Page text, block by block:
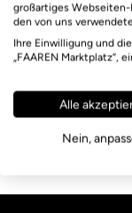
großartiges
den von uns
Ihre Einwilligung und
„FAAREN Marktplatz“,
Alle
Nein,